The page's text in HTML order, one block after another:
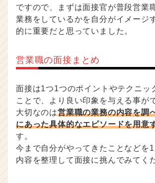
ですので、まずは面接官が普段営業
業務をしているかを自分がイメージ
的に重要だと思っていました。
営業職の面接まとめ
面接は1つ1つのポイントやテクニッ
ことで、より良い印象を与える事が
大切なのは営業職の業務の内容を調
にあった具体的なエピソードを用意
す。
今まで自分がやってきたことなどを1
内容を整理して面接に挑んでみてく